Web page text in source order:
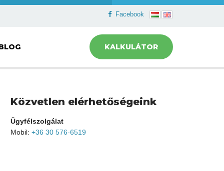
Facebook
KALKULÁTOR
Közvetlen elérhetőségeink
Ügyfélszolgálat
Mobil: +36 30 576-6519